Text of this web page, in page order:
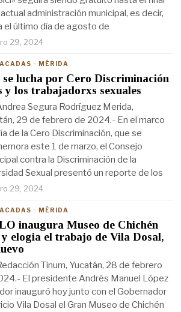
administración municipal, es decir,
el último día de agosto de
29, 2024
· MÉRIDA
se lucha por Cero Discriminación
y los trabajadorxs sexuales
Segura Rodríguez Merida,
29 de febrero de 2024.- En el marco
de la Cero Discriminación, que se
este 1 de marzo, el Consejo
contra la Discriminación de la
Sexual presentó un reporte de los
29, 2024
· MÉRIDA
inaugura Museo de Chichén
elogia el trabajo de Vila Dosal,
Tinum, Yucatán, 28 de febrero
El presidente Andrés Manuel López
inauguró hoy junto con el Gobernador
Vila Dosal el Gran Museo de Chichén